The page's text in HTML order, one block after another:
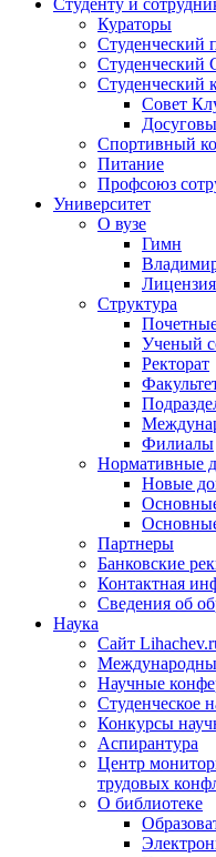
Студенту и
Кураторы
Студенческий
Студенческий
Студенческий
Совет
Спортивный
Питание
Профсоюз
Университет
О вузе
Гимн
Структура
Ученый
Ректорат
Филиалы
Нормативные
Новые
Партнеры
Банковские
Контактная
Сведения об
Наука
Сайт
Научные
Студенческое
Конкурсы
Аспирантура
Центр
трудовых
О библиотеке